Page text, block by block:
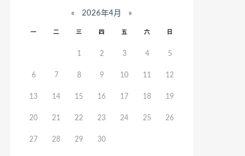
« 2026年4月 »
一 二 三 四 五 六 日
1 2 3 4 5
6 7 8 9 10 11 12
13 14 15 16 17 18 19
20 21 22 23 24 25 26
27 28 29 30